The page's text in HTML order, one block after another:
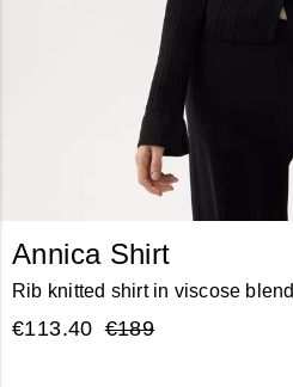
Annica Shirt
Rib knitted shirt in viscose blend
€113.40 €189